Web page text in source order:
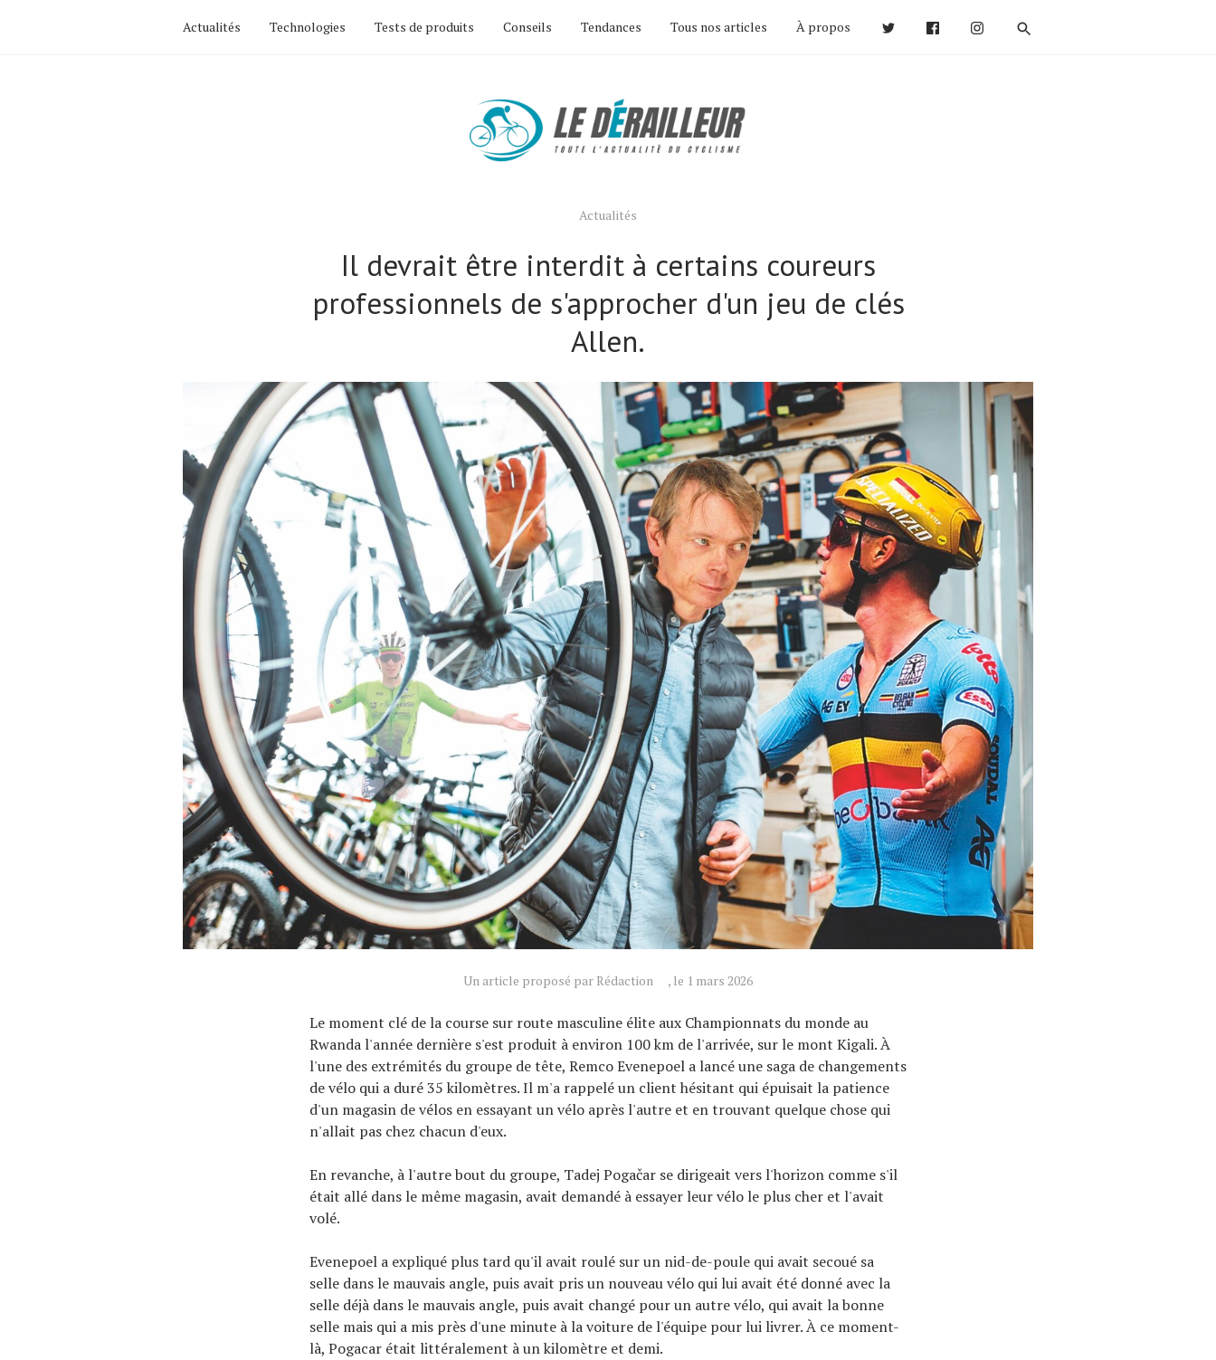
Actualités Technologies Tests de produits Conseils Tendances Tous nos articles À propos
Actualités
Il devrait être interdit à certains coureurs
professionnels de s'approcher d'un jeu de clés
Allen.
Un article proposé par Rédaction , le 1 mars 2026
Le moment clé de la course sur route masculine élite aux Championnats du monde au
Rwanda l'année dernière s'est produit à environ 100 km de l'arrivée, sur le mont Kigali. À
l'une des extrémités du groupe de tête, Remco Evenepoel a lancé une saga de changements
de vélo qui a duré 35 kilomètres. Il m'a rappelé un client hésitant qui épuisait la patience
d'un magasin de vélos en essayant un vélo après l'autre et en trouvant quelque chose qui
n'allait pas chez chacun d'eux.
En revanche, à l'autre bout du groupe, Tadej Pogačar se dirigeait vers l'horizon comme s'il
était allé dans le même magasin, avait demandé à essayer leur vélo le plus cher et l'avait
volé.
Evenepoel a expliqué plus tard qu'il avait roulé sur un nid-de-poule qui avait secoué sa
selle dans le mauvais angle, puis avait pris un nouveau vélo qui lui avait été donné avec la
selle déjà dans le mauvais angle, puis avait changé pour un autre vélo, qui avait la bonne
selle mais qui a mis près d'une minute à la voiture de l'équipe pour lui livrer. À ce moment-
là, Pogacar était littéralement à un kilomètre et demi.